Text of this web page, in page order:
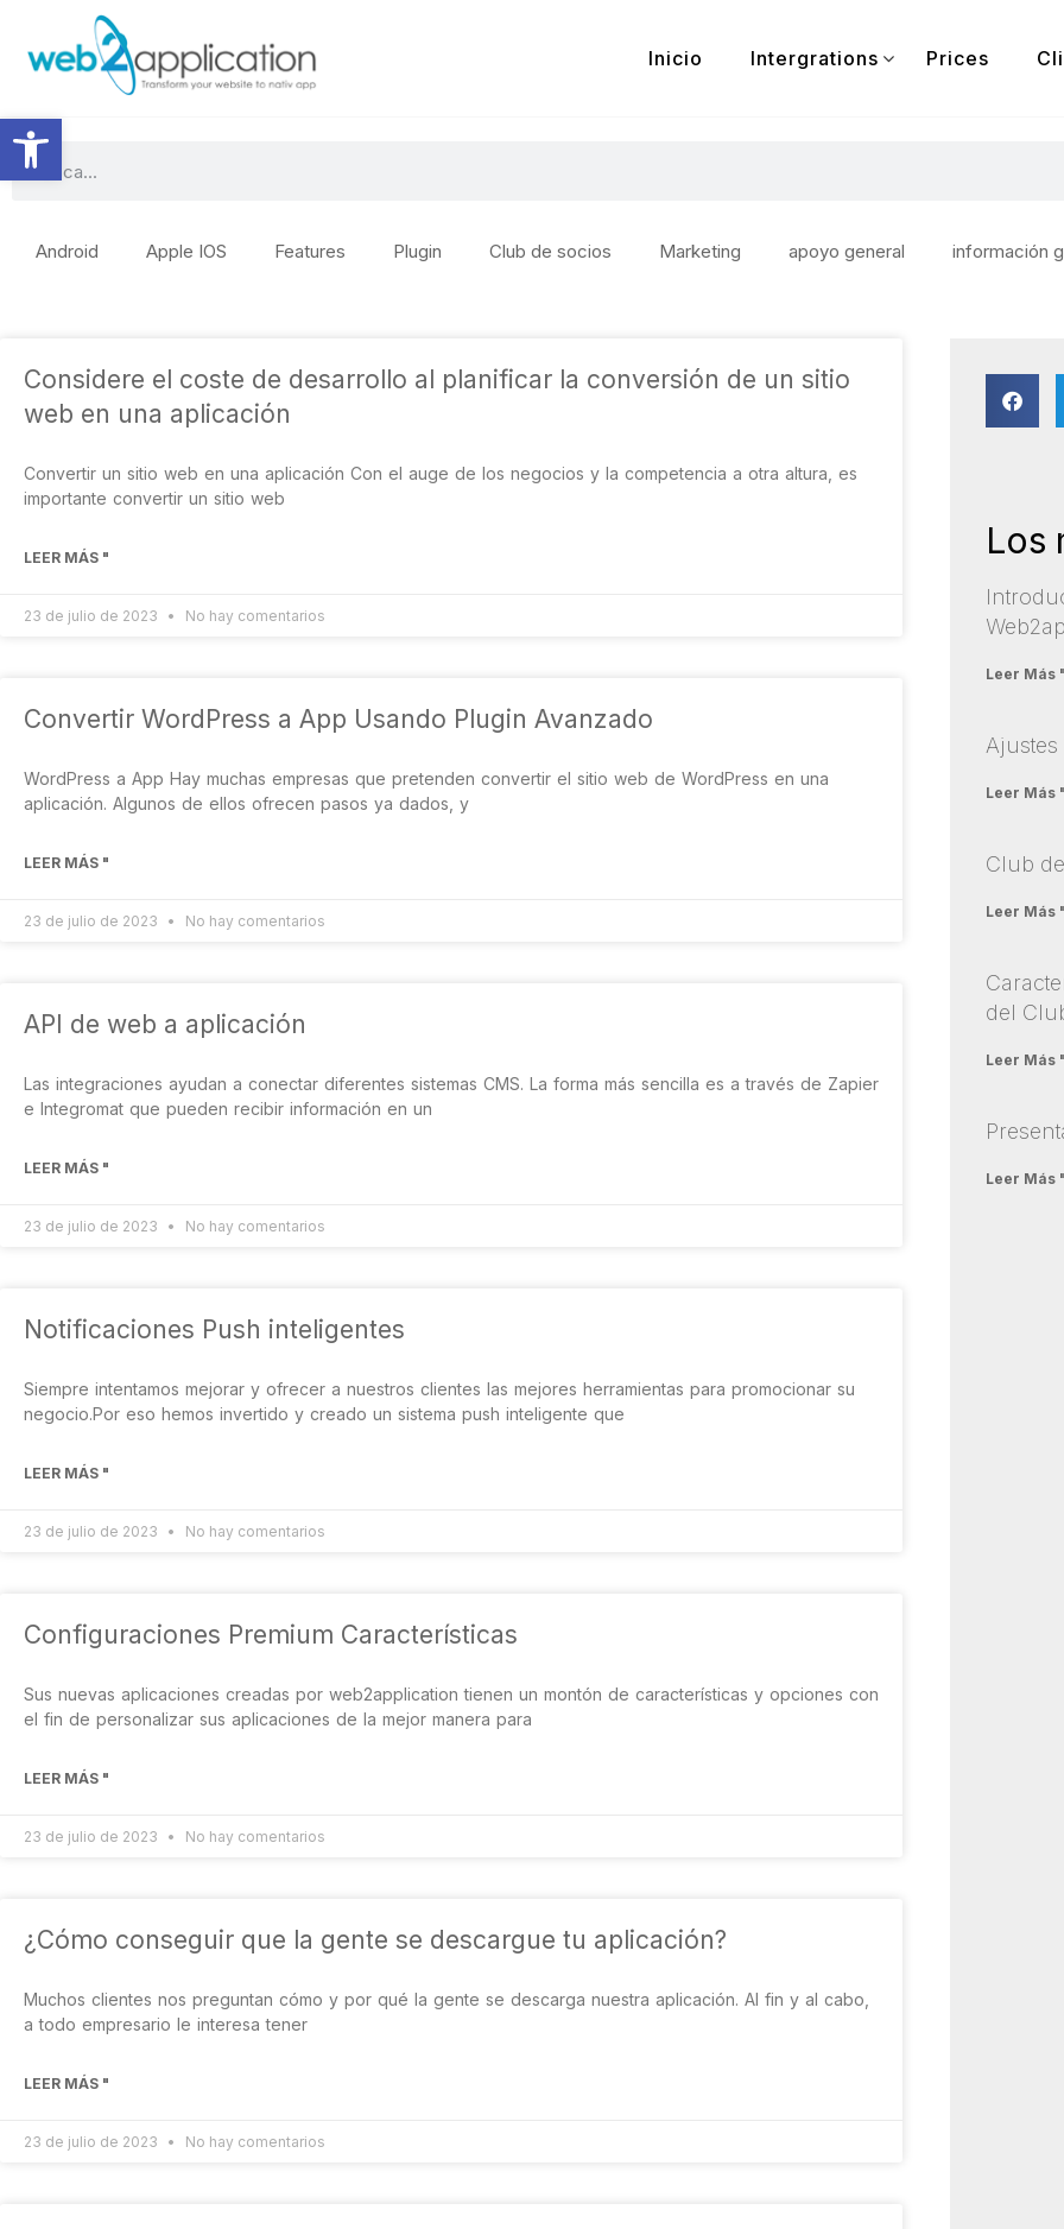
Inicio Intergrations Prices
Android Apple IOS Features Plugin Club de socios Marketing apoyo general información
Considere el coste de desarrollo al planificar la conversión de un sitio
web en una aplicación
Convertir un sitio web en una aplicación Con el auge de los negocios y la competencia a otra altura, es
importante convertir un sitio web
LEER MÁS "
23 de julio de 2023 No hay comentarios
Convertir WordPress a App Usando Plugin Avanzado
WordPress a App Hay muchas empresas que pretenden convertir el sitio web de WordPress en una
aplicación. Algunos de ellos ofrecen pasos ya dados, y
LEER MÁS "
23 de julio de 2023 No hay comentarios
API de web a aplicación
Las integraciones ayudan a conectar diferentes sistemas CMS. La forma más sencilla es a través de Zapier
e Integromat que pueden recibir información en un
LEER MÁS "
23 de julio de 2023 No hay comentarios
Notificaciones Push inteligentes
Siempre intentamos mejorar y ofrecer a nuestros clientes las mejores herramientas para promocionar su
negocio.Por eso hemos invertido y creado un sistema push inteligente que
LEER MÁS "
23 de julio de 2023 No hay comentarios
Configuraciones Premium Características
Sus nuevas aplicaciones creadas por web2application tienen un montón de características y opciones con
el fin de personalizar sus aplicaciones de la mejor manera para
LEER MÁS "
23 de julio de 2023 No hay comentarios
¿Cómo conseguir que la gente se descargue tu aplicación?
Muchos clientes nos preguntan cómo y por qué la gente se descarga nuestra aplicación. Al fin y al cabo,
a todo empresario le interesa tener
LEER MÁS "
23 de julio de 2023 No hay comentarios
Los
Leer Más "
Leer Más "
Club
Leer Más "
del
Leer Más "
Leer Más "
Abrir barra de herramientas